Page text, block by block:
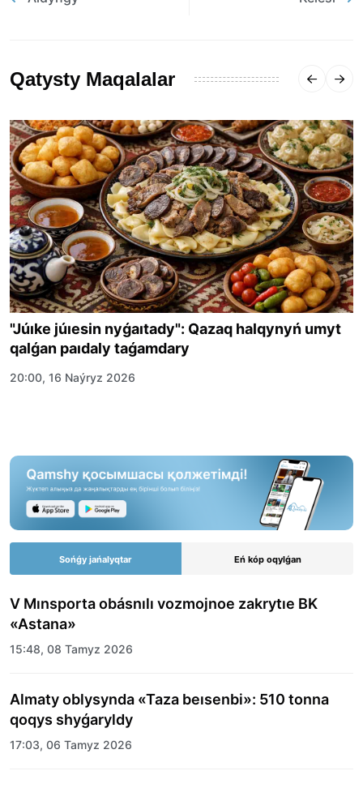
Qatysty Maqalalar
"Júıke júıesin nyǵaıtady": Qazaq halqynyń umyt
qalǵan paıdaly taǵamdary
20:00, 16 Naýryz 2026
Sońǵy jańalyqtar Eń kóp oqylǵan
V Mınsporta obásnılı vozmojnoe zakrytıe BK
«Astana»
15:48, 08 Tamyz 2026
Almaty oblysynda «Taza beısenbi»: 510 tonna
qoqys shyǵaryldy
17:03, 06 Tamyz 2026